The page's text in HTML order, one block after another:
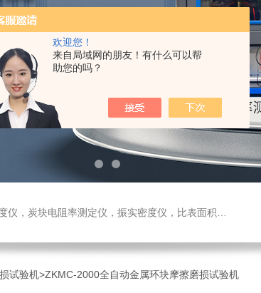
欢迎您！
来自局域网的朋友！有什么可以帮
助您的吗？
面积测试仪，真密度仪，炭块热膨胀仪，炭块透气率仪，炭块二氧化碳反应测定仪
试验机>ZKMC-2000全自动金属环块摩擦磨损试验机